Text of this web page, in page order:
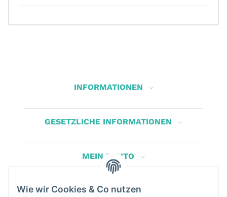
INFORMATIONEN
GESETZLICHE INFORMATIONEN
MEIN KONTO
Herbis Anglerladen
Wie wir Cookies & Co nutzen